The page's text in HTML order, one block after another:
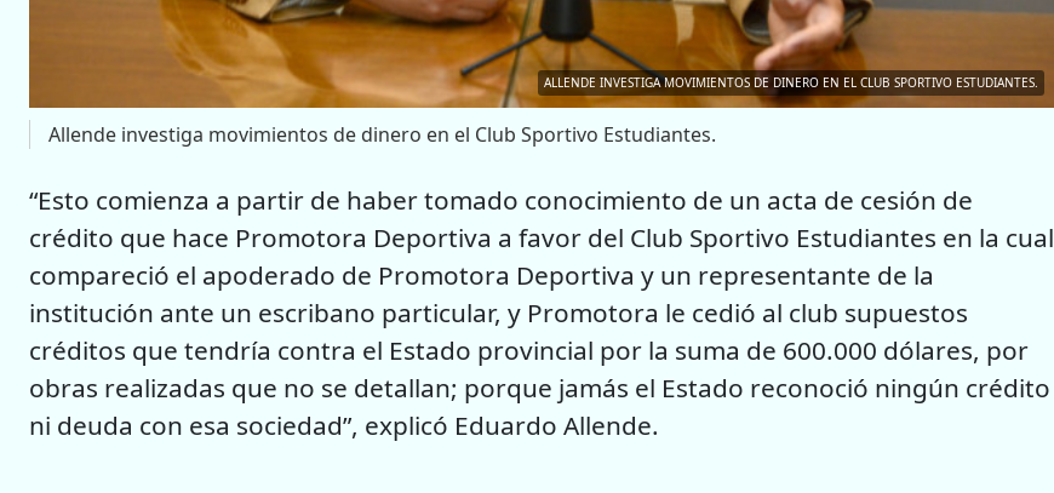
ALLENDE INVESTIGA MOVIMIENTOS DE DINERO EN EL CLUB SPORTIVO ESTUDIANTES.
Allende investiga movimientos de dinero en el Club Sportivo Estudiantes.
“Esto comienza a partir de haber tomado conocimiento de un acta de cesión de
crédito que hace Promotora Deportiva a favor del Club Sportivo Estudiantes en la cual
compareció el apoderado de Promotora Deportiva y un representante de la
institución ante un escribano particular, y Promotora le cedió al club supuestos
créditos que tendría contra el Estado provincial por la suma de 600.000 dólares, por
obras realizadas que no se detallan; porque jamás el Estado reconoció ningún crédito
ni deuda con esa sociedad”, explicó Eduardo Allende.